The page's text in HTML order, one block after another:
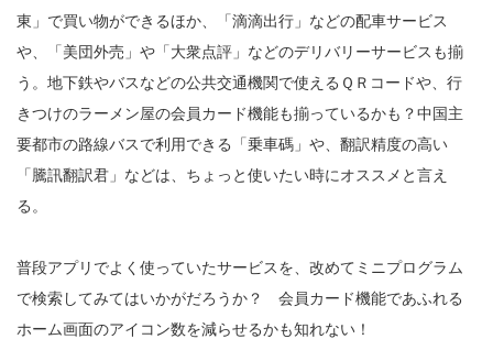
東」で買い物ができるほか、「滴滴出行」などの配車サービス
や、「美団外売」や「大衆点評」などのデリバリーサービスも揃
う。地下鉄やバスなどの公共交通機関で使えるＱＲコードや、行
きつけのラーメン屋の会員カード機能も揃っているかも？中国主
要都市の路線バスで利用できる「乗車碼」や、翻訳精度の高い
「騰訊翻訳君」などは、ちょっと使いたい時にオススメと言え
る。
普段アプリでよく使っていたサービスを、改めてミニプログラム
で検索してみてはいかがだろうか？ 会員カード機能であふれる
ホーム画面のアイコン数を減らせるかも知れない！